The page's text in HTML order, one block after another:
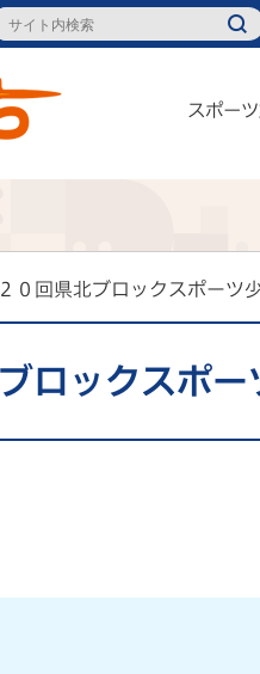
スポー
０回県北ブロックスポーツ
ロックスポ